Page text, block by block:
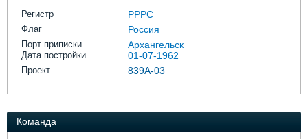
Словарь
Регистр РРРС
Флаг Россия
Порт приписки Архангельск
Дата постройки 01-07-1962
Проект 839А-03
Команда